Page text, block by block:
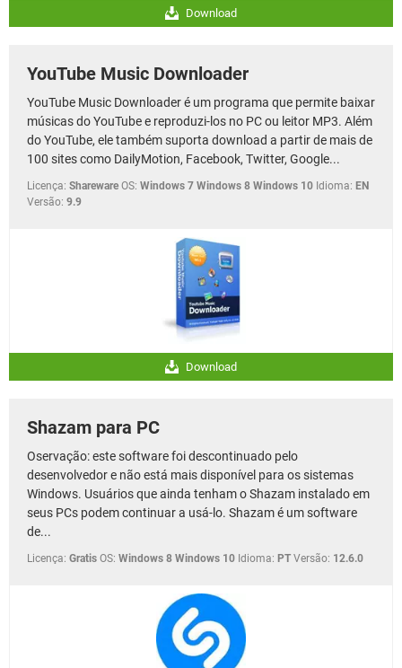
Download
YouTube Music Downloader
YouTube Music Downloader é um programa que permite baixar
músicas do YouTube e reproduzi-los no PC ou leitor MP3. Além
do YouTube, ele também suporta download a partir de mais de
100 sites como DailyMotion, Facebook, Twitter, Google...
Licença: Shareware OS: Windows 7 Windows 8 Windows 10 Idioma: EN
Versão: 9.9
Download
Shazam para PC
Oservação: este software foi descontinuado pelo
desenvolvedor e não está mais disponível para os sistemas
Windows. Usuários que ainda tenham o Shazam instalado em
seus PCs podem continuar a usá-lo. Shazam é ​​um software
de...
Licença: Gratis OS: Windows 8 Windows 10 Idioma: PT Versão: 12.6.0